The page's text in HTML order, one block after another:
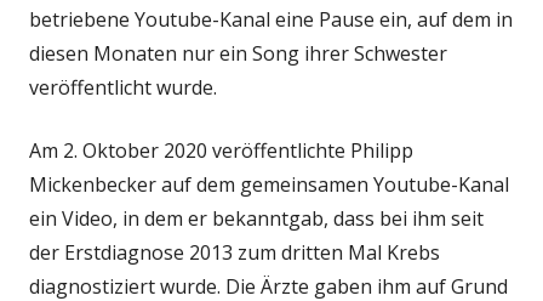
betriebene Youtube-Kanal eine Pause ein, auf dem in
diesen Monaten nur ein Song ihrer Schwester
veröffentlicht wurde.
Am 2. Oktober 2020 veröffentlichte Philipp
Mickenbecker auf dem gemeinsamen Youtube-Kanal
ein Video, in dem er bekanntgab, dass bei ihm seit
der Erstdiagnose 2013 zum dritten Mal Krebs
diagnostiziert wurde. Die Ärzte gaben ihm auf Grund